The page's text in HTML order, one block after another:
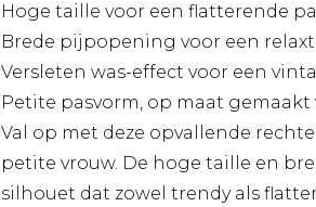
Hoge taille voor een flatterende
Brede pijpopening voor een
Versleten was-effect voor een
Petite pasvorm, op maat
Val op met deze opvallende
petite vrouw. De hoge taille en
silhouet dat zowel trendy als